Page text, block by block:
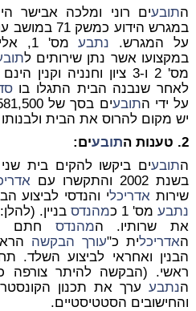
התובעים רוני ומלכה אבישר
במגרש הידוע כמשק 71 במושב עולש. ה
על המגרש. נתבעמס' 1, אליהו בן נפתלי הינו
במקצועו אשר נתן שירותים ל
מס' 2 ו-3 ציון וחנניה
לאחר שנבנה הבית התגלו בו
על ידי התובעים בסך של 1,581,500 ₪ שכן לטענת ה
יש מקום להרוס את הבית
2. טענות ה
תובעים:
התובעים ביקשו להקים בית
בשנת 2002 והתקשרו עם
שירות אדריכלי והנדסי לביצוע
נתבעמס' 1 כ מהנדסבניין.
את שרותיו. המהנדס חתם
האדריכלית כ"עורך הבקשה
הבנין ואחראי לביצוע השלד.
ראשי. (הבקשה להיתר צורפה
הנתבעערך את תכנון
והחישובים הסטטיסטיים.